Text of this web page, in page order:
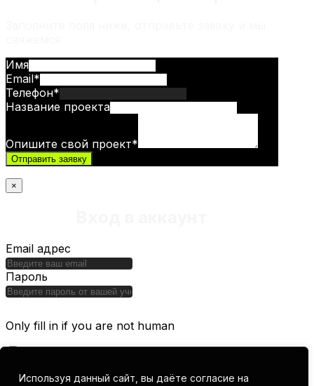
Используя данный сайт, вы даёте согласие на
Имя
Email*
Телефон*
Название проекта
Опишите свой проект*
Отправить заявку
×
Email адрес
Пароль
Only fill in if you are not human
Запомнить меня
Регистрация